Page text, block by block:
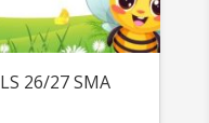
26/27 SMA